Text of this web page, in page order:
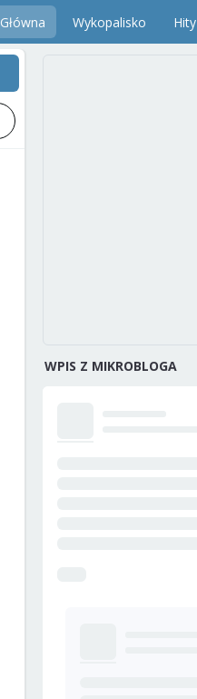
Główna Wykopalisko Hity
WPIS Z MIKROBLOGA